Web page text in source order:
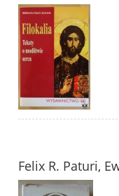
Felix R. Paturi,